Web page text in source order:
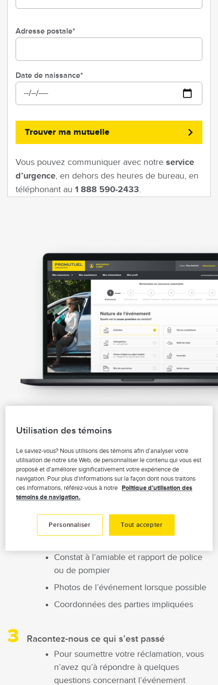
Adresse postale
Date de naissance
Trouver ma mutuelle
Vous pouvez communiquer avec notre service
d’urgence, en dehors des heures de bureau, en
téléphonant au 1 888 590-2433.
Veuillez vérifier nos heures d'ouverture.
Assurez-vous d’être en sécurité
Si quelqu’un est blessé, appelez le 911
sans tarder
Dans le cas d’un accident automobile,
Préparez les informations nécessaires
Constat à l’amiable et rapport de police
ou de pompier
Photos de l’événement lorsque possible
Coordonnées des parties impliquées
Racontez-nous ce qui s’est passé
Pour soumettre votre réclamation, vous
n’avez qu’à répondre à quelques
questions concernant l’événement
Utilisation des témoins
Le saviez-vous? Nous utilisons des témoins afin d’analyser votre
utilisation de notre site Web, de personnaliser le contenu qui vous est
proposé et d’améliorer significativement votre expérience de
navigation. Pour plus d'informations sur la façon dont nous traitons
ces informations, référez-vous à notre Politique d’utilisation des
témoins de navigation.
Personnaliser Tout accepter